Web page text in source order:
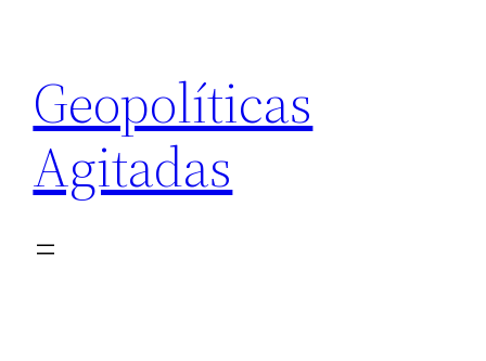
contenido
Geopolíticas
Agitadas